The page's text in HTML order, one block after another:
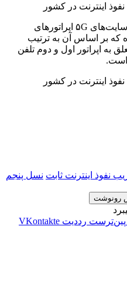
از سوی دیگر در این گزارش تعداد سایت‌های ۵G اپراتورهای
هم اعلام شده که بر اساس آن به ترتیب
متعلق به اپراتور اول و دوم تلفن
است.
نفوذ اینترنت ثابت نسل پنجم
رونوشت
‫پین‌ترست ‫رددیت ‫VKontakte